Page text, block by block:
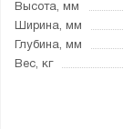
Высота, мм
Ширина, мм
Глубина, мм
Вес, кг